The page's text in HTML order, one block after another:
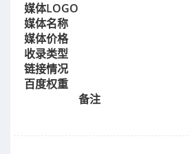
媒体LOGO
媒体名称
媒体价格
收录类型
链接情况
百度权重
备注